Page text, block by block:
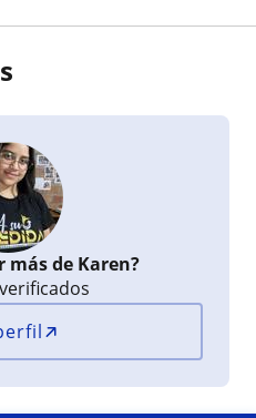
más de Karen?